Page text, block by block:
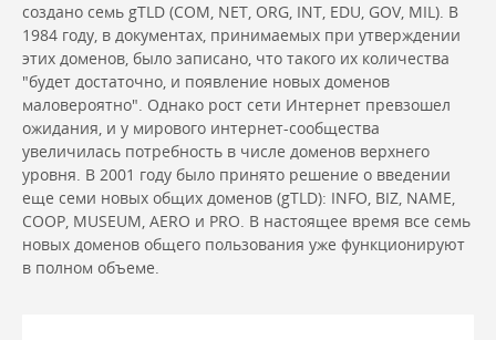
создано семь gTLD (COM, NET, ORG, INT, EDU, GOV, MIL). В
1984 году, в документах, принимаемых при утверждении
этих доменов, было записано, что такого их количества
"будет достаточно, и появление новых доменов
маловероятно". Однако рост сети Интернет превзошел
ожидания, и у мирового интернет-сообщества
увеличилась потребность в числе доменов верхнего
уровня. В 2001 году было принято решение о введении
еще семи новых общих доменов (gTLD): INFO, BIZ, NAME,
COOP, MUSEUM, AERO и PRO. В настоящее время все семь
новых доменов общего пользования уже функционируют
в полном объеме.